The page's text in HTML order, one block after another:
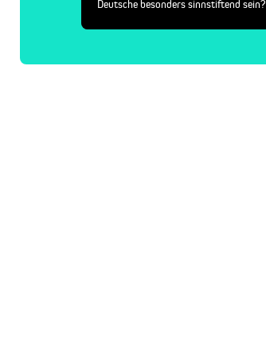
Deutsche besonders sinnstiftend sein?